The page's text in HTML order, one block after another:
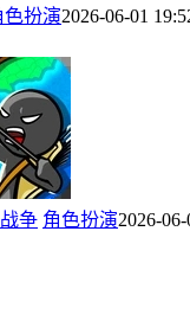
色扮演2026-06-01
争 角色扮演2026-